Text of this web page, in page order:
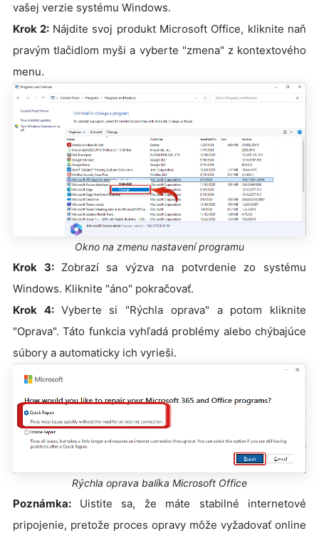
vašej verzie systému Windows.
Krok 2: Nájdite svoj produkt Microsoft Office, kliknite naň
pravým tlačidlom myši a vyberte "zmena" z kontextového
menu.
Okno na zmenu nastavení programu
Krok 3: Zobrazí sa výzva na potvrdenie zo systému
Windows. Kliknite "áno" pokračovať.
Krok 4: Vyberte si "Rýchla oprava" a potom kliknite
"Oprava". Táto funkcia vyhľadá problémy alebo chýbajúce
súbory a automaticky ich vyrieši.
Rýchla oprava balíka Microsoft Office
Poznámka: Uistite sa, že máte stabilné internetové
pripojenie, pretože proces opravy môže vyžadovať online